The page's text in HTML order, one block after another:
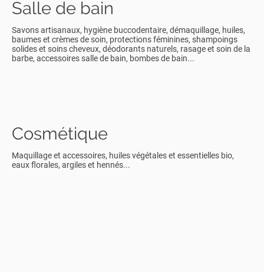
Salle de bain
Savons artisanaux, hygiène buccodentaire, démaquillage, huiles,
baumes et crèmes de soin, protections féminines, shampoings
solides et soins cheveux, déodorants naturels, rasage et soin de la
barbe, accessoires salle de bain, bombes de bain...
Cosmétique
Maquillage et accessoires, huiles végétales et essentielles bio,
eaux florales, argiles et hennés...